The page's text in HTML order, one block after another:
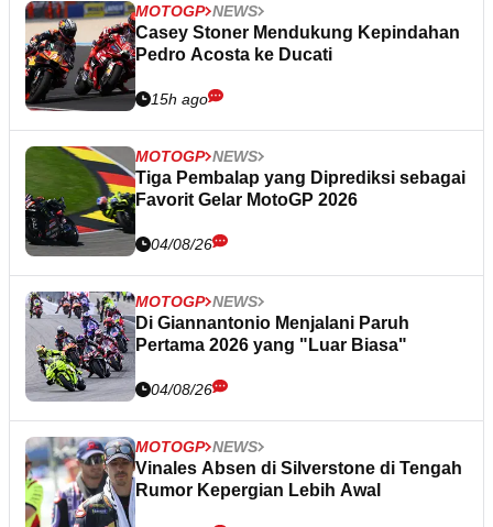
MOTOGP NEWS
Casey Stoner Mendukung Kepindahan
Pedro Acosta ke Ducati
15h ago
MOTOGP NEWS
Tiga Pembalap yang Diprediksi sebagai
Favorit Gelar MotoGP 2026
04/08/26
MOTOGP NEWS
Di Giannantonio Menjalani Paruh
Pertama 2026 yang "Luar Biasa"
04/08/26
MOTOGP NEWS
Vinales Absen di Silverstone di Tengah
Rumor Kepergian Lebih Awal